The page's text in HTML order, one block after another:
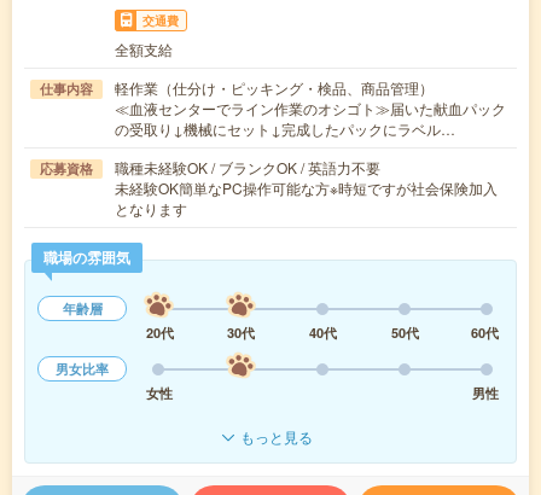
交通費
全額支給
仕事内容
軽作業（仕分け・ピッキング・検品、商品管理）
≪血液センターでライン作業のオシゴト≫届いた献血パック
の受取り↓機械にセット↓完成したパックにラベル…
応募資格
職種未経験OK / ブランクOK / 英語力不要
未経験OK簡単なPC操作可能な方※時短ですが社会保険加入
となります
職場の雰囲気
年齢層
20代
30代 40代 50代
60代
男女比率
女性
男性
もっと見る